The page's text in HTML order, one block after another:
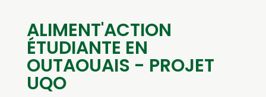
ALIMENT'ACTION
ÉTUDIANTE EN
OUTAOUAIS - PROJET
UQO